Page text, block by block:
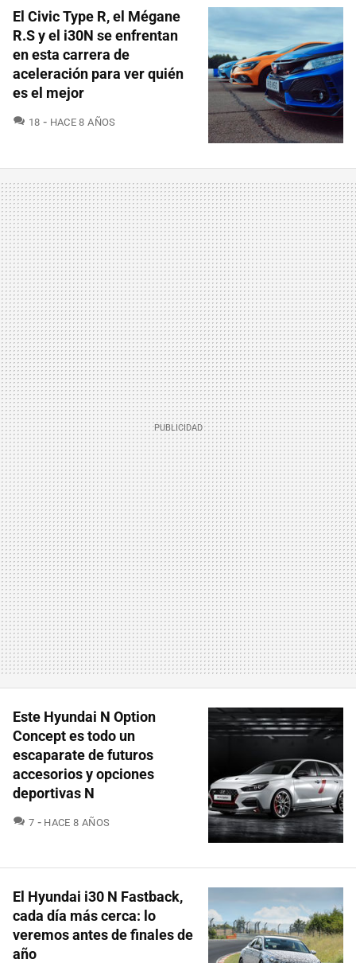
El Civic Type R, el Mégane
R.S y el i30N se enfrentan
en esta carrera de
aceleración para ver quién
es el mejor
18 COMENTARIOS
HACE 8 AÑOS
Este Hyundai N Option
Concept es todo un
escaparate de futuros
accesorios y opciones
deportivas N
7 COMENTARIOS
HACE 8 AÑOS
El Hyundai i30 N Fastback,
cada día más cerca: lo
veremos antes de finales de
año